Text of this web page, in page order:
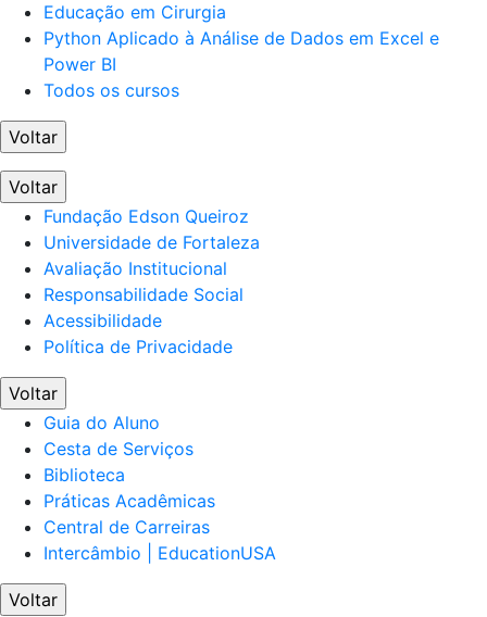
Educação em Cirurgia
Python Aplicado à Análise de Dados em Excel e
Power BI
Todos os cursos
Voltar
Voltar
Fundação Edson Queiroz
Universidade de Fortaleza
Avaliação Institucional
Responsabilidade Social
Acessibilidade
Política de Privacidade
Voltar
Guia do Aluno
Cesta de Serviços
Biblioteca
Práticas Acadêmicas
Central de Carreiras
Intercâmbio | EducationUSA
Voltar